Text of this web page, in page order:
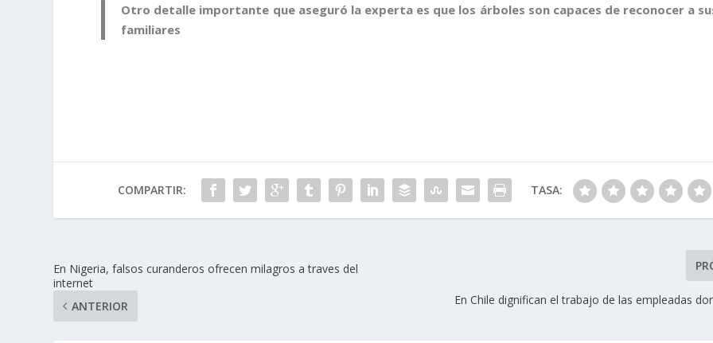
Otro detalle importante que aseguró la experta es que los árboles son capaces de reconocer a
familiares
COMPARTIR: TASA:
En Nigeria, falsos curanderos ofrecen milagros a traves del
internet
ANTERIOR
En Chile dignifican el trabajo de las empleadas